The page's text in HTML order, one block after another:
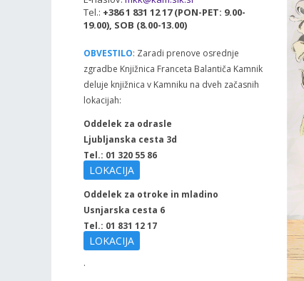
Tel.: +386 1 831 12 17 (PON-PET: 9.00-
19.00), SOB (8.00-13.00)
OBVESTILO: Zaradi prenove osrednje
zgradbe Knjižnica Franceta Balantiča Kamnik
deluje knjižnica v Kamniku na dveh začasnih
lokacijah:
Oddelek za odrasle
Ljubljanska cesta 3d
Tel.: 01 320 55 86
LOKACIJA
Oddelek za otroke in mladino
Usnjarska cesta 6
Tel.: 01 831 12 17
LOKACIJA
.